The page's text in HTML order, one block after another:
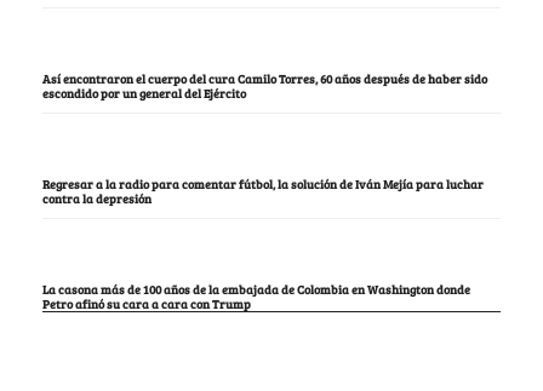
Así encontraron el cuerpo del cura Camilo Torres, 60 años después de haber sido
escondido por un general del Ejército
Regresar a la radio para comentar fútbol, la solución de Iván Mejía para luchar
contra la depresión
La casona más de 100 años de la embajada de Colombia en Washington donde
Petro afinó su cara a cara con Trump